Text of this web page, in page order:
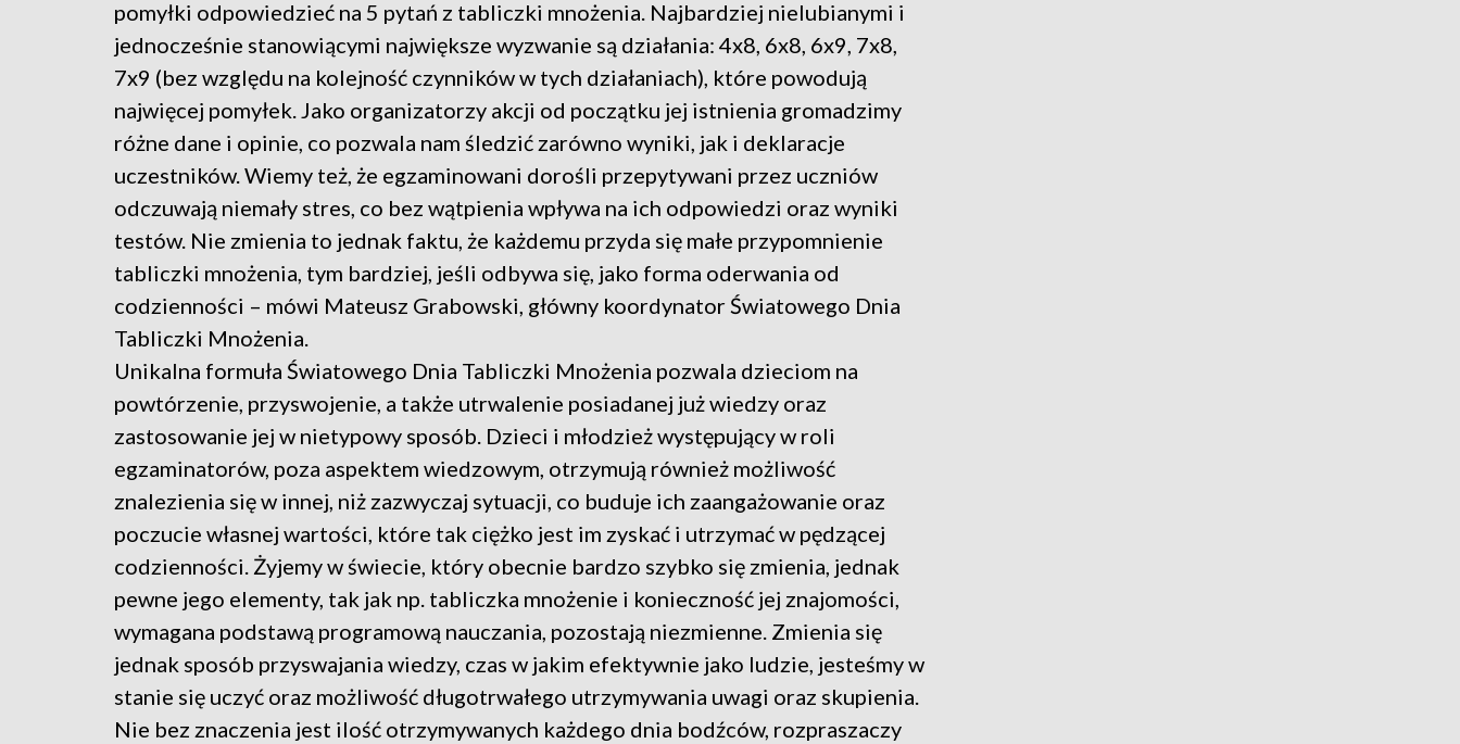
pomyłki odpowiedzieć na 5 pytań z tabliczki mnożenia. Najbardziej nielubianymi i
jednocześnie stanowiącymi największe wyzwanie są działania: 4x8, 6x8, 6x9, 7x8,
7x9 (bez względu na kolejność czynników w tych działaniach), które powodują
najwięcej pomyłek. Jako organizatorzy akcji od początku jej istnienia gromadzimy
różne dane i opinie, co pozwala nam śledzić zarówno wyniki, jak i deklaracje
uczestników. Wiemy też, że egzaminowani dorośli przepytywani przez uczniów
odczuwają niemały stres, co bez wątpienia wpływa na ich odpowiedzi oraz wyniki
testów. Nie zmienia to jednak faktu, że każdemu przyda się małe przypomnienie
tabliczki mnożenia, tym bardziej, jeśli odbywa się, jako forma oderwania od
codzienności – mówi Mateusz Grabowski, główny koordynator Światowego Dnia
Tabliczki Mnożenia.
Unikalna formuła Światowego Dnia Tabliczki Mnożenia pozwala dzieciom na
powtórzenie, przyswojenie, a także utrwalenie posiadanej już wiedzy oraz
zastosowanie jej w nietypowy sposób. Dzieci i młodzież występujący w roli
egzaminatorów, poza aspektem wiedzowym, otrzymują również możliwość
znalezienia się w innej, niż zazwyczaj sytuacji, co buduje ich zaangażowanie oraz
poczucie własnej wartości, które tak ciężko jest im zyskać i utrzymać w pędzącej
codzienności. Żyjemy w świecie, który obecnie bardzo szybko się zmienia, jednak
pewne jego elementy, tak jak np. tabliczka mnożenie i konieczność jej znajomości,
wymagana podstawą programową nauczania, pozostają niezmienne. Zmienia się
jednak sposób przyswajania wiedzy, czas w jakim efektywnie jako ludzie, jesteśmy w
stanie się uczyć oraz możliwość długotrwałego utrzymywania uwagi oraz skupienia.
Nie bez znaczenia jest ilość otrzymywanych każdego dnia bodźców, rozpraszaczy